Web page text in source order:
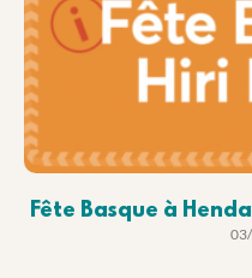
Fête Basque à